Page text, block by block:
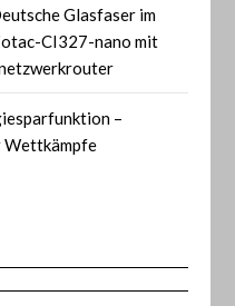
Glasfaser im
CI327-nano mit
–
Wettkämpfe